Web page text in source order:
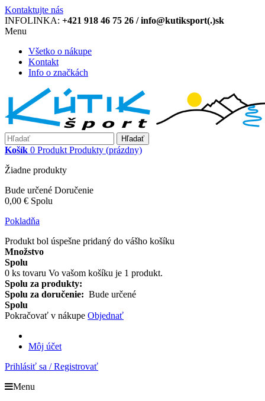
Kontaktujte nás
INFOLINKA: +421 918 46 75 26 / info@kutiksport(.)sk
Menu
Všetko o nákupe
Kontakt
Info o značkách
Hľadať
Košík 0 Produkt Produkty (prázdny)
Žiadne produkty
Bude určené Doručenie
0,00 € Spolu
Pokladňa
Produkt bol úspešne pridaný do vášho košíku
Množstvo
Spolu
0 ks tovaru Vo vašom košíku je 1 produkt.
Spolu za produkty:
Spolu za doručenie: Bude určené
Spolu
Pokračovať v nákupe Objednať
Môj účet
Prihlásiť sa / Registrovať
Menu